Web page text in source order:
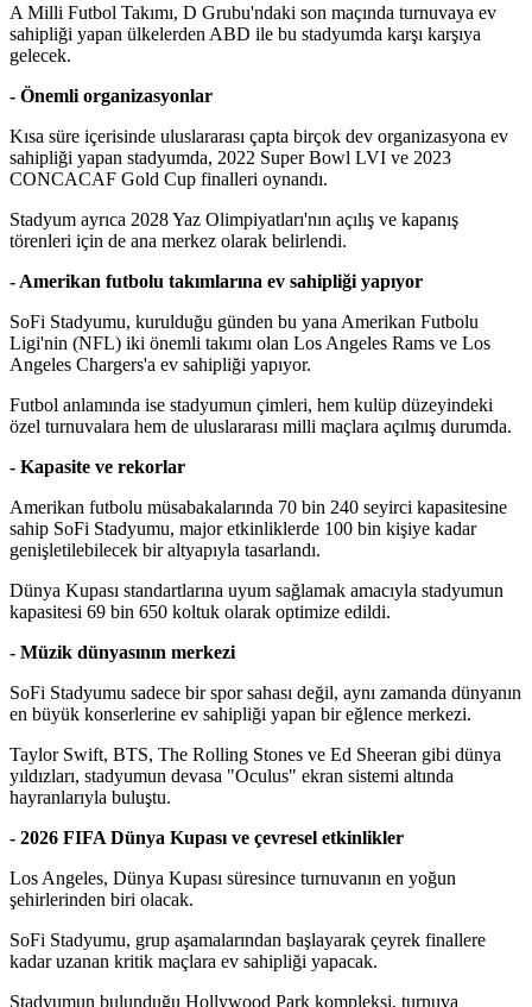
A Milli Futbol Takımı, D Grubu'ndaki son maçında turnuvaya ev
sahipliği yapan ülkelerden ABD ile bu stadyumda karşı karşıya
gelecek.
- Önemli organizasyonlar
Kısa süre içerisinde uluslararası çapta birçok dev organizasyona ev
sahipliği yapan stadyumda, 2022 Super Bowl LVI ve 2023
CONCACAF Gold Cup finalleri oynandı.
Stadyum ayrıca 2028 Yaz Olimpiyatları'nın açılış ve kapanış
törenleri için de ana merkez olarak belirlendi.
- Amerikan futbolu takımlarına ev sahipliği yapıyor
SoFi Stadyumu, kurulduğu günden bu yana Amerikan Futbolu
Ligi'nin (NFL) iki önemli takımı olan Los Angeles Rams ve Los
Angeles Chargers'a ev sahipliği yapıyor.
Futbol anlamında ise stadyumun çimleri, hem kulüp düzeyindeki
özel turnuvalara hem de uluslararası milli maçlara açılmış durumda.
- Kapasite ve rekorlar
Amerikan futbolu müsabakalarında 70 bin 240 seyirci kapasitesine
sahip SoFi Stadyumu, major etkinliklerde 100 bin kişiye kadar
genişletilebilecek bir altyapıyla tasarlandı.
Dünya Kupası standartlarına uyum sağlamak amacıyla stadyumun
kapasitesi 69 bin 650 koltuk olarak optimize edildi.
- Müzik dünyasının merkezi
SoFi Stadyumu sadece bir spor sahası değil, aynı zamanda dünyanın
en büyük konserlerine ev sahipliği yapan bir eğlence merkezi.
Taylor Swift, BTS, The Rolling Stones ve Ed Sheeran gibi dünya
yıldızları, stadyumun devasa "Oculus" ekran sistemi altında
hayranlarıyla buluştu.
- 2026 FIFA Dünya Kupası ve çevresel etkinlikler
Los Angeles, Dünya Kupası süresince turnuvanın en yoğun
şehirlerinden biri olacak.
SoFi Stadyumu, grup aşamalarından başlayarak çeyrek finallere
kadar uzanan kritik maçlara ev sahipliği yapacak.
Stadyumun bulunduğu Hollywood Park kompleksi, turnuva